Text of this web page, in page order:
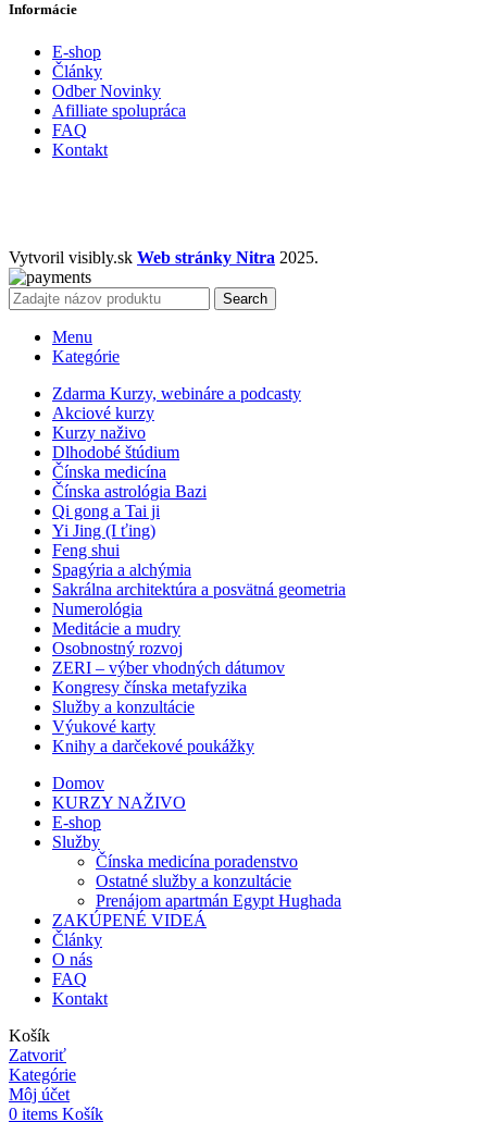
Informácie
E-shop
Články
Odber Novinky
Afilliate spolupráca
FAQ
Kontakt
Vytvoril visibly.sk Web stránky Nitra 2025.
Search
Menu
Kategórie
Zdarma Kurzy, webináre a podcasty
Akciové kurzy
Kurzy naživo
Dlhodobé štúdium
Čínska medicína
Čínska astrológia Bazi
Qi gong a Tai ji
Yi Jing (I ťing)
Feng shui
Spagýria a alchýmia
Sakrálna architektúra a posvätná geometria
Numerológia
Meditácie a mudry
Osobnostný rozvoj
ZERI – výber vhodných dátumov
Kongresy čínska metafyzika
Služby a konzultácie
Výukové karty
Knihy a darčekové poukážky
Domov
KURZY NAŽIVO
E-shop
Služby
Čínska medicína poradenstvo
Ostatné služby a konzultácie
Prenájom apartmán Egypt Hughada
ZAKÚPENÉ VIDEÁ
Články
O nás
FAQ
Kontakt
Košík
Zatvoriť
Kategórie
Môj účet
0 items Košík